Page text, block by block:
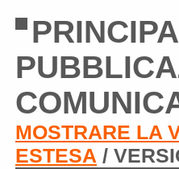
MOSTRARE LA
ESTESA /